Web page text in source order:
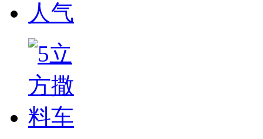
人气